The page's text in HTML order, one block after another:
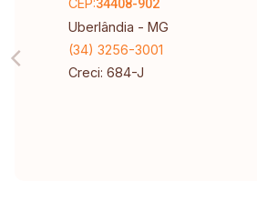
CEP:34408-902
Uberlândia - MG
(34) 3256-3001
Creci: 684-J